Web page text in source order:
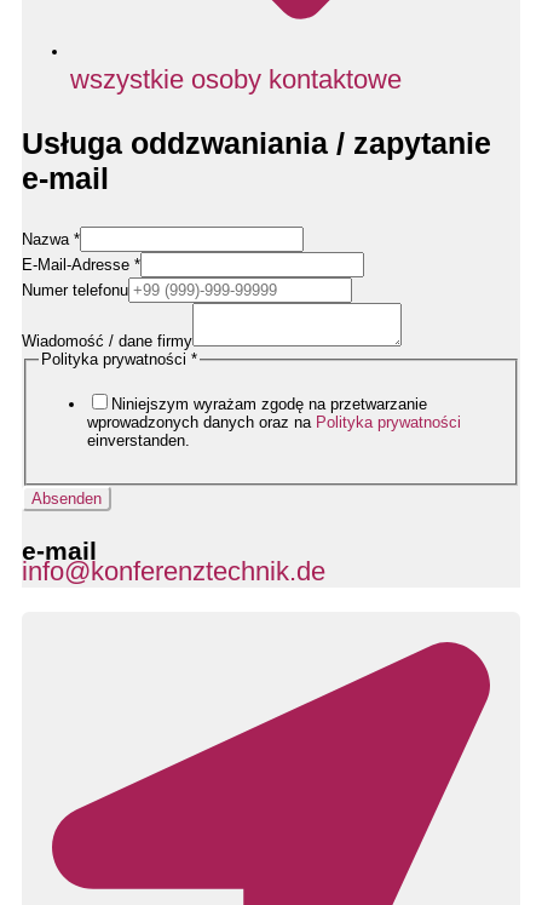
wszystkie osoby kontaktowe
Usługa oddzwaniania / zapytanie
e-mail
Nazwa *
E-Mail-Adresse *
Name
Datenschutzerklärung
Numer telefonu
Wiadomość / dane firmy
Polityka prywatności *
Niniejszym wyrażam zgodę na przetwarzanie
wprowadzonych danych oraz na Polityka prywatności
einverstanden.
Absenden
e-mail
info@konferenztechnik.de